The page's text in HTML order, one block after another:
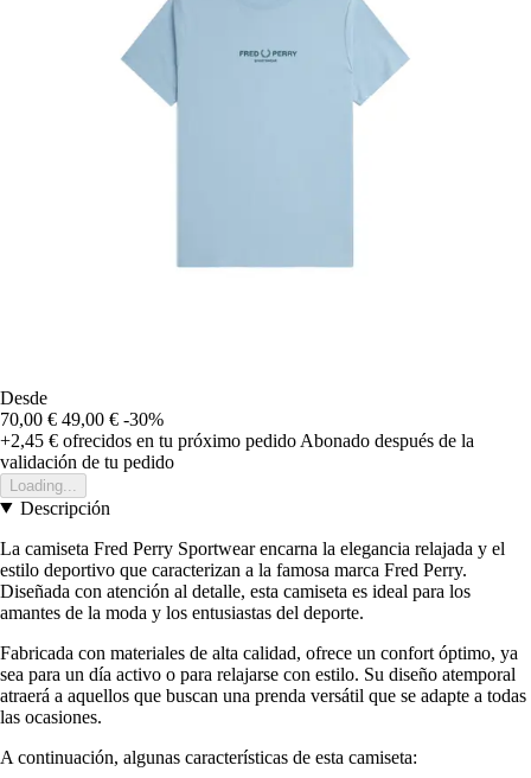
Desde
70,00 € 49,00 € -30%
+2,45 € ofrecidos en tu próximo pedido Abonado después de la
validación de tu pedido
Loading...
Descripción
La camiseta Fred Perry Sportwear encarna la elegancia relajada y el
estilo deportivo que caracterizan a la famosa marca Fred Perry.
Diseñada con atención al detalle, esta camiseta es ideal para los
amantes de la moda y los entusiastas del deporte.
Fabricada con materiales de alta calidad, ofrece un confort óptimo, ya
sea para un día activo o para relajarse con estilo. Su diseño atemporal
atraerá a aquellos que buscan una prenda versátil que se adapte a todas
las ocasiones.
A continuación, algunas características de esta camiseta: